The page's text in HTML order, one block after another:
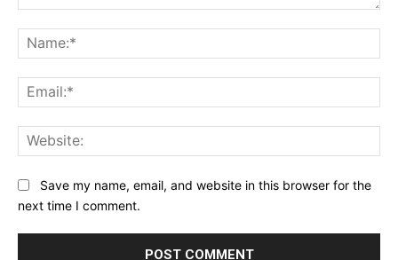
Save my name, email, and website in this browser for the
next time I comment.